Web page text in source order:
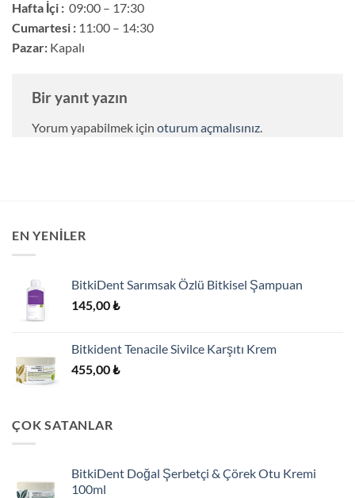
Hafta İçi : 09:00 – 17:30
Cumartesi : 11:00 – 14:30
Pazar: Kapalı
Bir yanıt yazın
Yorum yapabilmek için oturum açmalısınız
EN YENILER
BitkiDent Sarımsak Özlü Bitkisel Şampuan
145,00₺
Bitkident Tenacile Sivilce Karşıtı Krem
455,00₺
ÇOK SATANLAR
BitkiDent Doğal Şerbetçi & Çörek Otu Kremi
100ml